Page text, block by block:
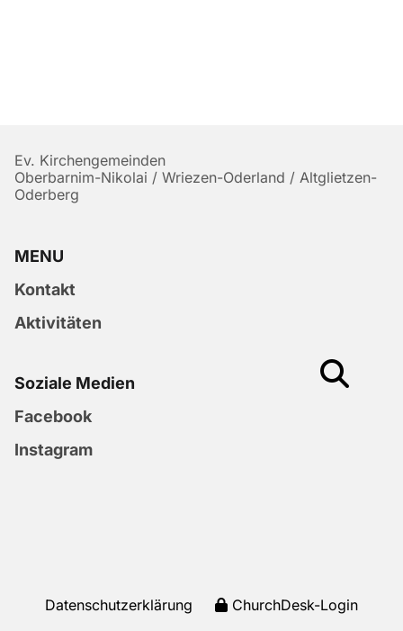
Ev. Kirchengemeinden
Oberbarnim-Nikolai / Wriezen-Oderland / Altglietzen-
Oderberg
MENU
Kontakt
Aktivitäten
Soziale Medien
Facebook
Instagram
Datenschutzerklärung ChurchDesk-Login